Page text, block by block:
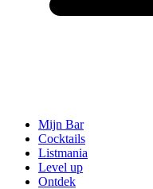
Mijn Bar
Cocktails
Listmania
Level up
Ontdek